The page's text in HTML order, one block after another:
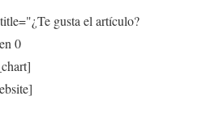
gusta el artículo?
0